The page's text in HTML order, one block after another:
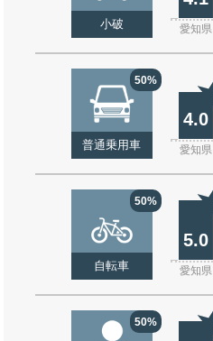
小破 愛知県
50%
普通乗用車
4.0
愛知県
50%
自転車
5.0
愛知県
50%